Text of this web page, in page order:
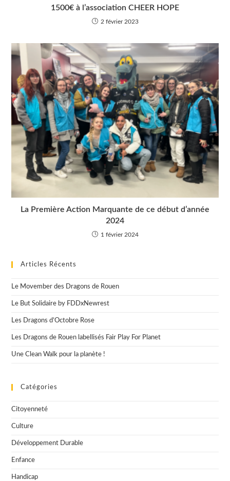
1500€ à l’association CHEER HOPE
2 février 2023
La Première Action Marquante de ce début d’année
2024
1 février 2024
Articles Récents
Le Movember des Dragons de Rouen
Le But Solidaire by FDDxNewrest
Les Dragons d’Octobre Rose
Les Dragons de Rouen labellisés Fair Play For Planet
Une Clean Walk pour la planète !
Catégories
Citoyenneté
Culture
Développement Durable
Enfance
Handicap